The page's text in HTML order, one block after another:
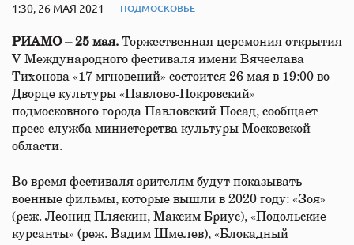
1:30, 26 МАЯ 2021 ПОДМОСКОВЬЕ
РИАМО – 25 мая. Торжественная церемония открытия
V Международного фестиваля имени Вячеслава
Тихонова «17 мгновений» состоится 26 мая в 19:00 во
Дворце культуры «Павлово-Покровский»
подмосковного города Павловский Посад, сообщает
пресс-служба министерства культуры Московской
области.
Во время фестиваля зрителям будут показывать
военные фильмы, которые вышли в 2020 году: «Зоя»
(реж. Леонид Пляскин, Максим Бриус), «Подольские
курсанты» (реж. Вадим Шмелев), «Блокадный